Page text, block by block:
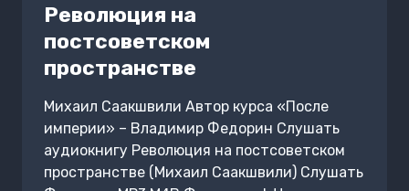
Революция на
постсоветском
пространстве
Михаил Саакшвили Автор курса «После
империи» – Владимир Федорин Слушать
аудиокнигу Революция на постсоветском
пространстве (Михаил Саакшвили) Слушать